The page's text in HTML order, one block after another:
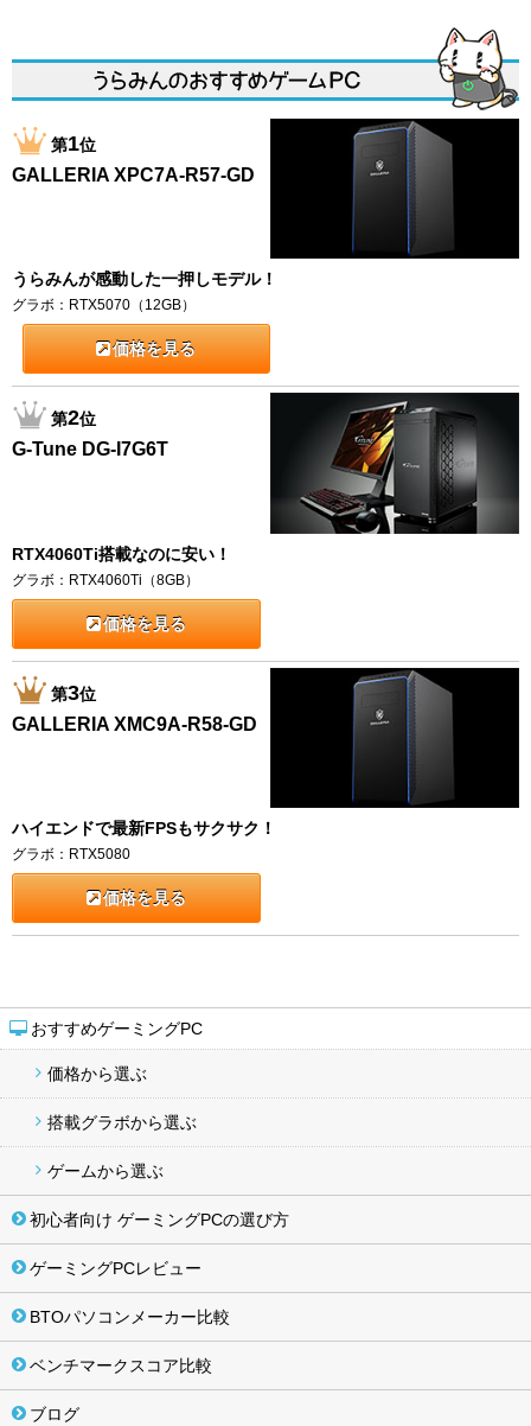
おすすめゲーミングPC
価格から選ぶ
搭載グラボから選ぶ
ゲームから選ぶ
初心者向け ゲーミングPCの選び方
ゲーミングPCレビュー
BTOパソコンメーカー比較
ベンチマークスコア比較
ブログ
第1位
GALLERIA XPC7A-R57-GD
うらみんが感動した一押しモデル！
グラボ：RTX5070（12GB）
価格を見る
第2位
G-Tune DG-I7G6T
RTX4060Ti搭載なのに安い！
グラボ：RTX4060Ti（8GB）
価格を見る
第3位
GALLERIA XMC9A-R58-GD
ハイエンドで最新FPSもサクサク！
グラボ：RTX5080
価格を見る